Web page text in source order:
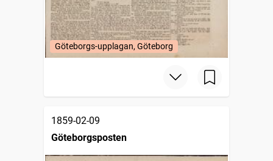
Göteborgs-upplagan, Göteborg
1859-02-09
Göteborgsposten